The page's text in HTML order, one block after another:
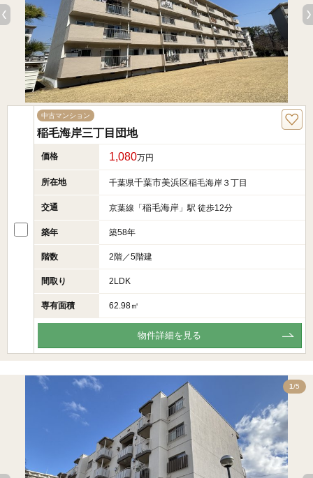
中古マンション
稲毛海岸三丁目団地
価格 1,080万円
所在地 千葉県千葉市美浜区稲毛海岸３丁目
交通 京葉線「 稲毛海岸 」駅 徒歩12分
築年 築58年
階数 2階／5階建
間取り 2LDK
専有面積 62.98㎡
物件詳細を見る
1/5